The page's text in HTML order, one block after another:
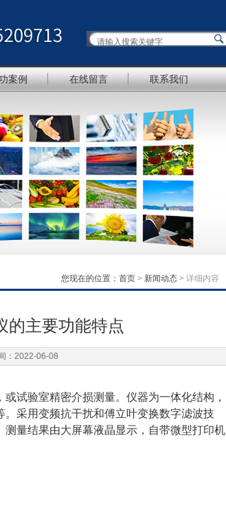
案例 在线留言 联系我们
您现在的位置： 首页 > 新闻动态 > 详细内容
的主要功能特点
：2022-06-08
试验室精密介损测量。仪器为一体化结构，
采用变频抗干扰和傅立叶变换数字滤波技
量结果由大屏幕液晶显示，自带微型打印机